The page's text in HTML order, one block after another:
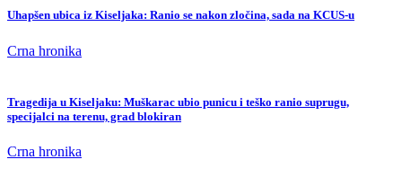
Uhapšen ubica iz Kiseljaka: Ranio se nakon zločina, sada na KCUS-u
Crna hronika
Tragedija u Kiseljaku: Muškarac ubio punicu i teško ranio suprugu,
specijalci na terenu, grad blokiran
Crna hronika